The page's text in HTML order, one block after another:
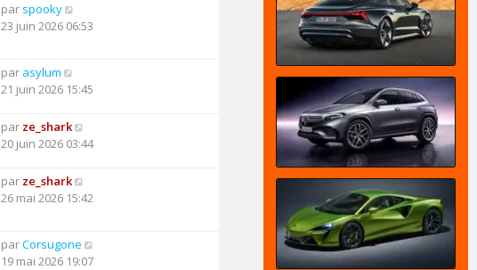
par spooky
23 juin 2026 06:53
par asylum
21 juin 2026 15:45
par ze_shark
20 juin 2026 03:44
par ze_shark
26 mai 2026 15:42
parCorsugone
19 mai 2026 19:07